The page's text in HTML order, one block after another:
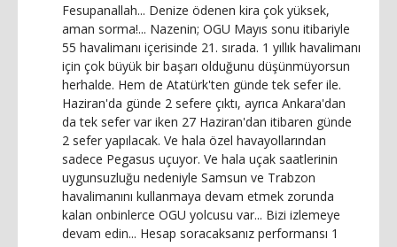
Fesupanallah... Denize ödenen kira çok yüksek,
aman sorma!... Nazenin; OGU Mayıs sonu itibariyle
55 havalimanı içerisinde 21. sırada. 1 yıllık havalimanı
için çok büyük bir başarı olduğunu düşünmüyorsun
herhalde. Hem de Atatürk'ten günde tek sefer ile.
Haziran'da günde 2 sefere çıktı, ayrıca Ankara'dan
da tek sefer var iken 27 Haziran'dan itibaren günde
2 sefer yapılacak. Ve hala özel havayollarından
sadece Pegasus uçuyor. Ve hala uçak saatlerinin
uygunsuzluğu nedeniyle Samsun ve Trabzon
havalimanını kullanmaya devam etmek zorunda
kalan onbinlerce OGU yolcusu var... Bizi izlemeye
devam edin... Hesap soracaksanız performansı 1